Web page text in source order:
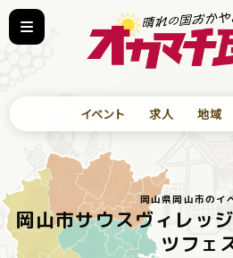
イベント 求人 地域
岡山県岡山市のイ
岡山市サウスヴィレッ
ツフェ